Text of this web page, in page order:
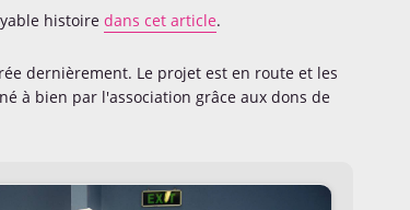
histoire dans cet article.
dernièrement. Le projet est en route et les
à bien par l'association grâce aux dons de